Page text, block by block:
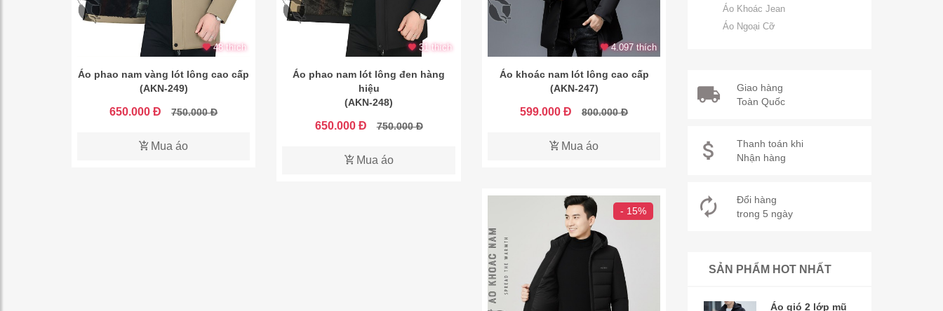
48 thích
Áo phao nam vàng lót lông cao cấp
(AKN-249)
650.000 Đ 750.000 Đ
Mua áo
31 thích
Áo phao nam lót lông đen hàng
hiệu
(AKN-248)
650.000 Đ 750.000 Đ
Mua áo
4.097 thích
Áo khoác nam lót lông cao cấp
(AKN-247)
599.000 Đ 800.000 Đ
Mua áo
- 15%
Áo Khoác Jean
Áo Ngoại Cỡ
Giao hàng
Toàn Quốc
Thanh toán khi
Nhận hàng
Đổi hàng
trong 5 ngày
SẢN PHẨM HOT NHẤT
Áo gió 2 lớp mũ